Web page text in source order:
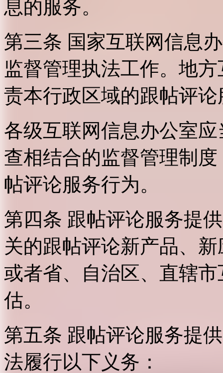
息的服务。
第三条 国家互联网信息
监督管理执法工作。地
责本行政区域的跟帖评
各级互联网信息办公室
查相结合的监督管理制
帖评论服务行为。
第四条 跟帖评论服务提
关的跟帖评论新产品、
或者省、自治区、直辖
估。
第五条 跟帖评论服务提
法履行以下义务：